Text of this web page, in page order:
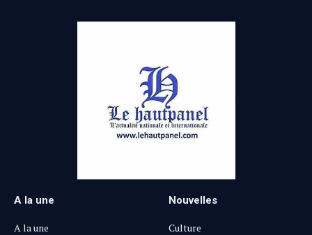
A la une
A la une
Nouvelles
Culture